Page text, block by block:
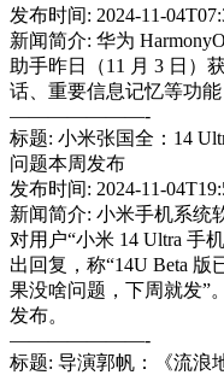
发布时间: 2024-11-
新闻简介: 华为
助手昨日（11 月 3 日）
话、重要信息记忆等功
———————-
标题: 小米张国全：14
问题本周发布
发布时间: 2024-11-
新闻简介: 小米手机系统
对用户“小米 14 Ultra 手
出回复，称“14U Beta
果没啥问题，下周就发”
发布。
———————-
标题: 导演郭帆：《流浪